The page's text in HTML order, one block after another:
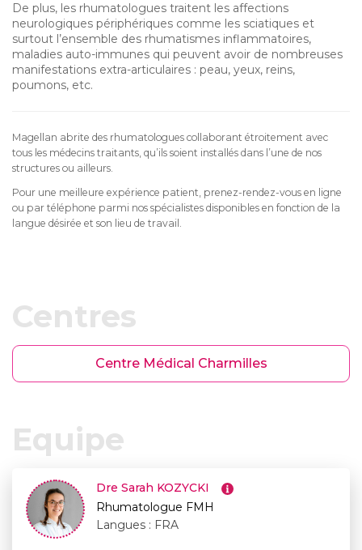
De plus, les rhumatologues traitent les affections
neurologiques périphériques comme les sciatiques et
surtout l’ensemble des rhumatismes inflammatoires,
maladies auto-immunes qui peuvent avoir de nombreuses
manifestations extra-articulaires : peau, yeux, reins,
poumons, etc.
Magellan abrite des rhumatologues collaborant étroitement avec
tous les médecins traitants, qu’ils soient installés dans l’une de nos
structures ou ailleurs.
Pour une meilleure expérience patient, prenez-rendez-vous en ligne
ou par téléphone parmi nos spécialistes disponibles en fonction de la
langue désirée et son lieu de travail.
Centres
Centre Médical Charmilles
Equipe
Dre Sarah KOZYCKI
Rhumatologue FMH
Langues : FRA